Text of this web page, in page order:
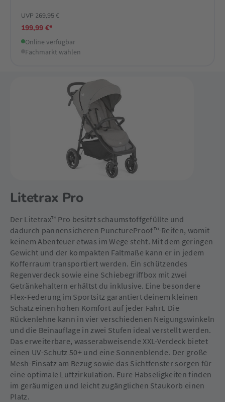
UVP 269,95 €
199,99 €*
Online verfügbar
Fachmarkt wählen
Litetrax Pro
Der Litetrax™ Pro besitzt schaumstoffgefüllte und
dadurch pannensicheren PunctureProof™-Reifen, womit
keinem Abenteuer etwas im Wege steht. Mit dem geringen
Gewicht und der kompakten Faltmaße kann er in jedem
Kofferraum transportiert werden. Ein schützendes
Regenverdeck sowie eine Schiebegriffbox mit zwei
Getränkehaltern erhältst du inklusive. Eine besondere
Flex-Federung im Sportsitz garantiert deinem kleinen
Schatz einen hohen Komfort auf jeder Fahrt. Die
Rückenlehne kann in vier verschiedenen Neigungswinkeln
und die Beinauflage in zwei Stufen ideal verstellt werden.
Das erweiterbare, wasserabweisende XXL-Verdeck bietet
einen UV-Schutz 50+ und eine Sonnenblende. Der große
Mesh-Einsatz am Bezug sowie das Sichtfenster sorgen für
eine optimale Luftzirkulation. Eure Habseligkeiten finden
im geräumigen und leicht zugänglichen Staukorb einen
Platz.